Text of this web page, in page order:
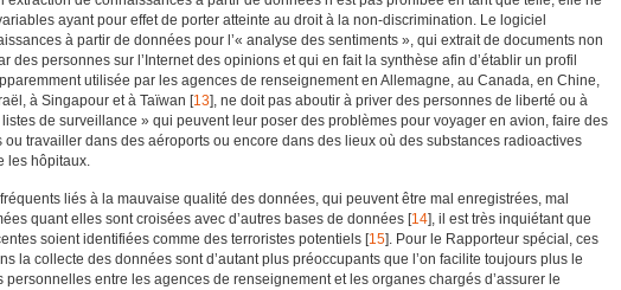
ayant pour effet de porter atteinte au droit à la non-discrimination. Le logiciel
à partir de données pour l’« analyse des sentiments », qui extrait de documents non
des personnes sur l’Internet des opinions et qui en fait la synthèse afin d’établir un profil
utilisée par les agences de renseignement en Allemagne, au Canada, en Chine,
à Singapour et à Taïwan [13], ne doit pas aboutir à priver des personnes de liberté ou à
listes de surveillance » qui peuvent leur poser des problèmes pour voyager en avion, faire des
travailler dans des aéroports ou encore dans des lieux où des substances radioactives
les hôpitaux.
liés à la mauvaise qualité des données, qui peuvent être mal enregistrées, mal
quant elles sont croisées avec d’autres bases de données [14], il est très inquiétant que
soient identifiées comme des terroristes potentiels [15]. Pour le Rapporteur spécial, ces
la collecte des données sont d’autant plus préoccupants que l’on facilite toujours plus le
personnelles entre les agences de renseignement et les organes chargés d’assurer le